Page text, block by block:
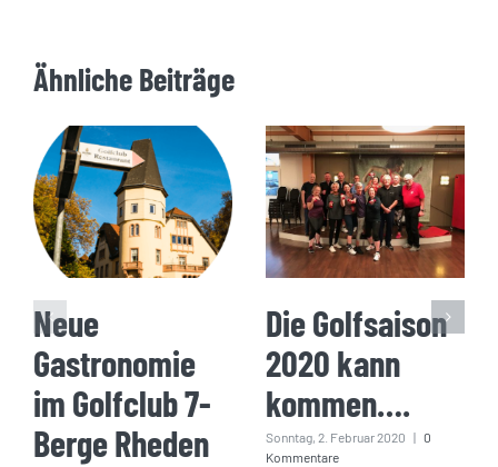
Ähnliche Beiträge
Neue
Gastronomie
im Golfclub 7-
Berge Rheden
Die Golfsaison
2020 kann
kommen….
Sonntag, 2. Februar 2020 | 0
Kommentare